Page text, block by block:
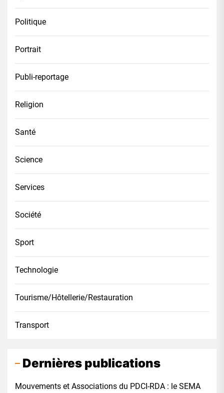
Politique
Portrait
Publi-reportage
Religion
Santé
Science
Services
Société
Sport
Technologie
Tourisme/Hôtellerie/Restauration
Transport
Dernières publications
Mouvements et Associations du PDCI-RDA : le SEMA